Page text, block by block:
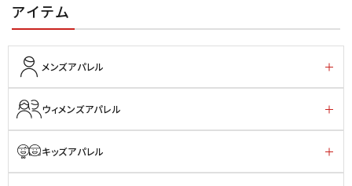
アイテム
メンズアパレル
ウィメンズアパレル
キッズアパレル